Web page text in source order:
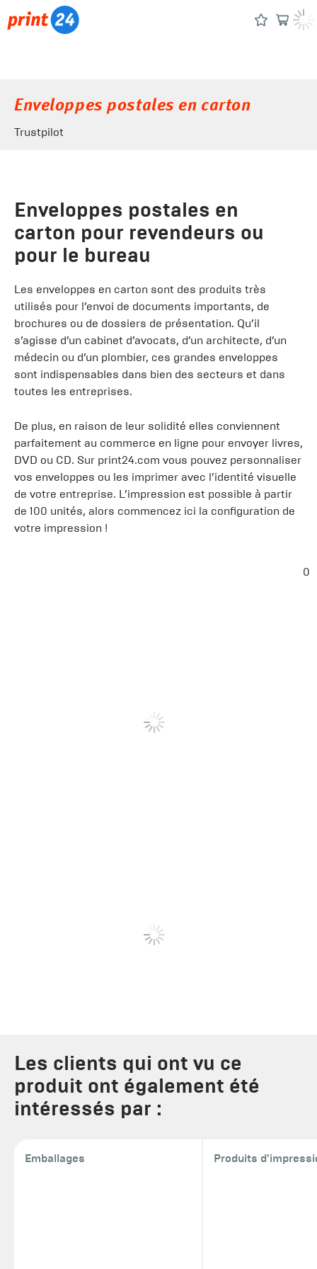
Enveloppes postales en carton
Trustpilot
Enveloppes postales en
carton pour revendeurs ou
pour le bureau
Les enveloppes en carton sont des produits très
utilisés pour l’envoi de documents importants, de
brochures ou de dossiers de présentation. Qu’il
s’agisse d’un cabinet d’avocats, d’un architecte, d’un
médecin ou d’un plombier, ces grandes enveloppes
sont indispensables dans bien des secteurs et dans
toutes les entreprises.
De plus, en raison de leur solidité elles conviennent
parfaitement au commerce en ligne pour envoyer livres,
DVD ou CD. Sur print24.com vous pouvez personnaliser
vos enveloppes ou les imprimer avec l’identité visuelle
de votre entreprise. L’impression est possible à partir
de 100 unités, alors commencez ici la configuration de
votre impression !
0
Les clients qui ont vu ce
produit ont également été
intéressés par :
Emballages Produits